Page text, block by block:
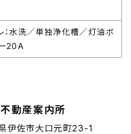
：水洗／単独浄化槽／灯油ボ
20A
動産案内所
伊佐市大口元町23-1